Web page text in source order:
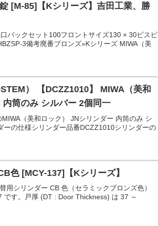
[M-85]【Kシリーズ】吉田工業、勝
バックセット100フロントサイズ130 × 30ビスピ
3備考廃番ブロンズ»Kシリーズ MIWA（美
） 【DCZZ1010】 MIWA（美和
筒のみ シルバー 2個同一
（美和ロック） JNシリンダー 内筒のみ シ
の仕様シリンダー品番DCZZ1010シリンダーの
色 [MCY-137]【Kシリーズ】
用シリンダー CB 色（セラミックブロンズ色）
す。戸厚 (DT : Door Thickness) は 37 ～